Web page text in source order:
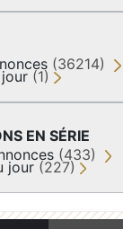
(36214)
jour (1)
EN SÉRIE
(433)
jour (227)